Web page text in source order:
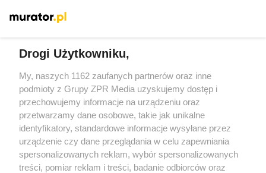
Drogi Użytkowniku,
My, naszych 1162 zaufanych partnerów oraz inne
podmioty z Grupy ZPR Media uzyskujemy dostęp i
przechowujemy informacje na urządzeniu oraz
przetwarzamy dane osobowe, takie jak unikalne
identyfikatory, standardowe informacje wysyłane przez
urządzenie czy dane przeglądania w celu zapewniania
spersonalizowanych reklam, wybór spersonalizowanych
treści, pomiar reklam i treści, badanie odbiorców oraz